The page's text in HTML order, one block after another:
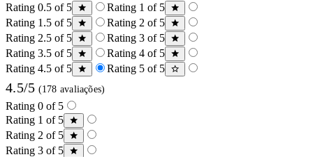
Rating 0.5 of 5
Rating 1 of 5
Rating 1.5 of 5
Rating 2 of 5
Rating 2.5 of 5
Rating 3 of 5
Rating 3.5 of 5
Rating 4 of 5
Rating 4.5 of 5
Rating 5 of 5
4.5/5 (178 avaliações)
Rating 0 of 5
Rating 1 of 5
Rating 2 of 5
Rating 3 of 5